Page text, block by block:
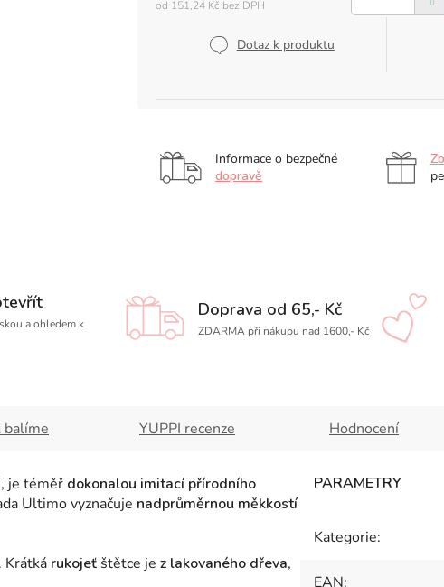
od 151,24 Kč bez DPH
Dotaz k produktu
Informace o bezpečné
dopravě
a ohledem k
Doprava od 65,- Kč
ZDARMA při nákupu nad 1600,- Kč
balíme YUPPI recenze Hodnocení
je téměř dokonalou imitací přírodního
Ultimo vyznačuje nadprůměrnou měkkostí
Krátká rukojeť štětce je z lakovaného dřeva,
Kategorie:
EAN: